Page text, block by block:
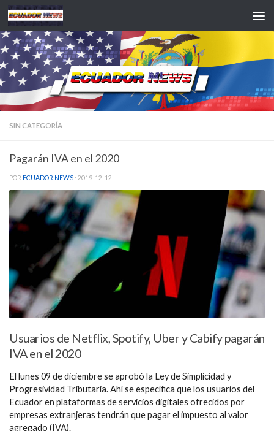
Saltar al contenido
SIN CATEGORÍA
Pagarán IVA en el 2020
POR ECUADOR NEWS · 2019-12-12
Usuarios de Netflix, Spotify, Uber y Cabify pagarán
IVA en el 2020
El lunes 09 de diciembre se aprobó la Ley de Simplicidad y
Progresividad Tributaria. Ahí se específica que los usuarios del
Ecuador en plataformas de servicios digitales ofrecidos por
empresas extranjeras tendrán que pagar el impuesto al valor
agregado (IVA).